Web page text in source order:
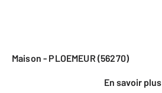
Maison - PLOEMEUR (56270)
En savoir plus